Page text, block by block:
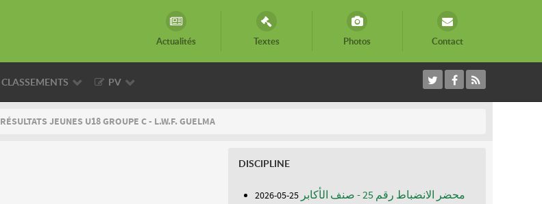
Actualités Textes Photos Contact
CLASSEMENTS PV
RÉSULTATS JEUNES U18 GROUPE C - L.W.F. GUELMA
DISCIPLINE
محضر الانضباط رقم 25 - صنف الأكابر 25-05-2026